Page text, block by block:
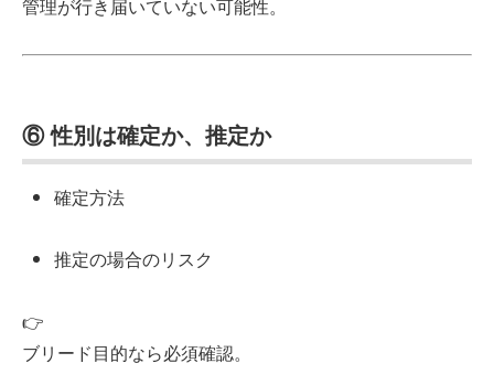
管理が行き届いていない可能性。
⑥ 性別は確定か、推定か
確定方法
推定の場合のリスク
👉
ブリード目的なら必須確認。